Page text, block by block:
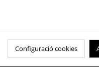
Configuració cookies